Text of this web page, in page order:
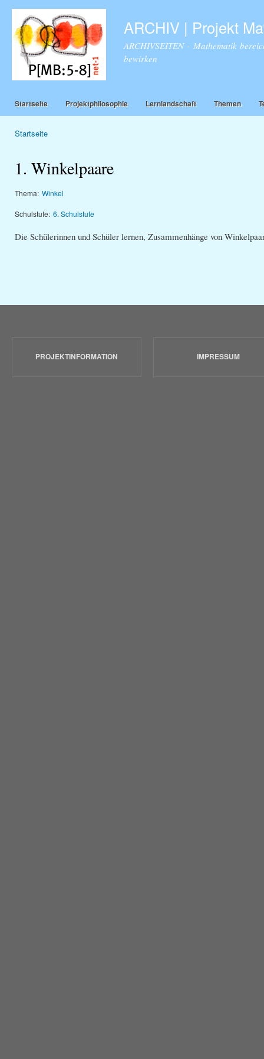
ARCHIV | Projekt
ARCHIVSEITEN - Mathematik
bewirken
Startseite Projektphilosophie Lernlandschaft Themen
Startseite
1. Winkelpaare
Thema: Winkel
Schulstufe: 6. Schulstufe
Die Schülerinnen und Schüler lernen, Zusammenhänge von
PROJEKTINFORMATION IMPRESSUM